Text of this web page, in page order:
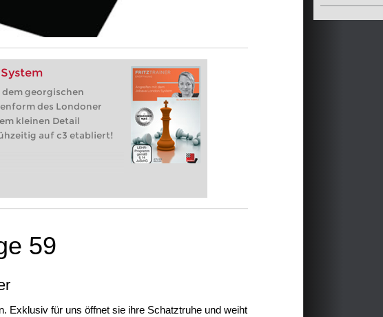
georgischen
des Londoner
kleinen Detail
auf c3 etabliert!
59
Exklusiv für uns öffnet sie ihre Schatztruhe und weiht